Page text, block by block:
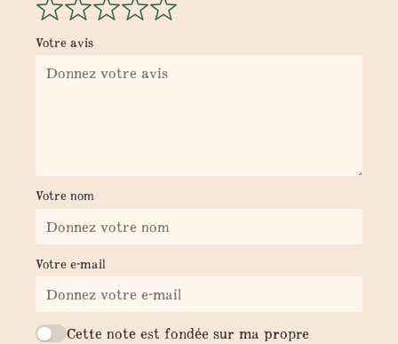
Votre avis
Votre nom
Votre e-mail
Cette note est fondée sur ma propre